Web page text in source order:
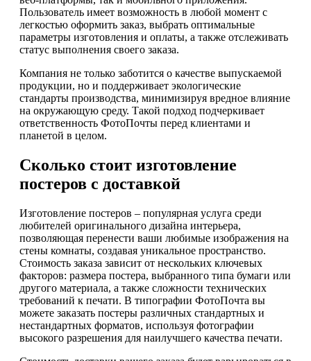
Пользователь имеет возможность в любой момент с
легкостью оформить заказ, выбрать оптимальные
параметры изготовления и оплаты, а также отслеживать
статус выполнения своего заказа.
Компания не только заботится о качестве выпускаемой
продукции, но и поддерживает экологические
стандарты производства, минимизируя вредное влияние
на окружающую среду. Такой подход подчеркивает
ответственность ФотоПочты перед клиентами и
планетой в целом.
Сколько стоит изготовление
постеров с доставкой
Изготовление постеров – популярная услуга среди
любителей оригинального дизайна интерьера,
позволяющая перенести ваши любимые изображения на
стены комнаты, создавая уникальное пространство.
Стоимость заказа зависит от нескольких ключевых
факторов: размера постера, выбранного типа бумаги или
другого материала, а также сложности технических
требований к печати. В типографии ФотоПочта вы
можете заказать постеры различных стандартных и
нестандартных форматов, используя фотографии
высокого разрешения для наилучшего качества печати.